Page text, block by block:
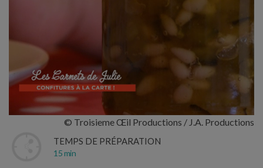
© Troisieme Œil Productions / J.A. Productions
TEMPS DE PRÉPARATION
15 min